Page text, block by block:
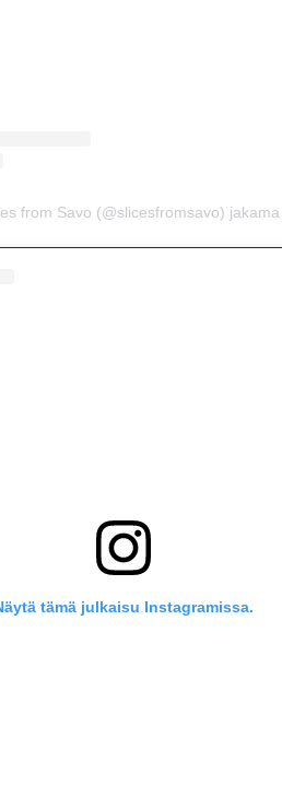
from Savo (@slicesfromsavo)
tämä julkaisu Instagramissa.